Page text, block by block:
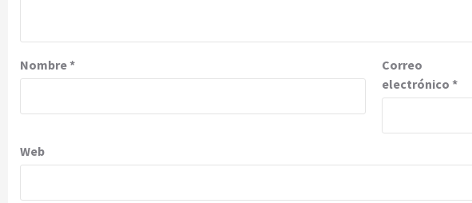
Nombre*
Correo
electrónico*
Web